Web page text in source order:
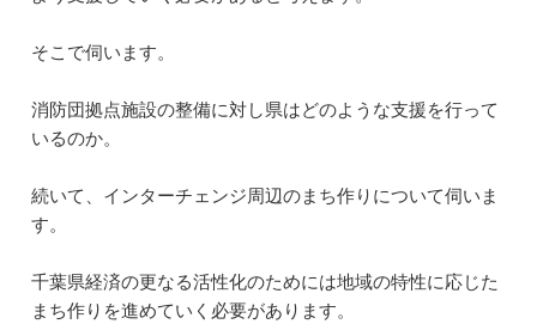
そこで伺います。
消防団拠点施設の整備に対し県はどのような支援を行って
いるのか。
続いて、インターチェンジ周辺のまち作りについて伺いま
す。
千葉県経済の更なる活性化のためには地域の特性に応じた
まち作りを進めていく必要があります。